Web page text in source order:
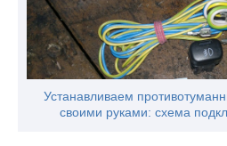
Устанавливаем
своими руками: схема